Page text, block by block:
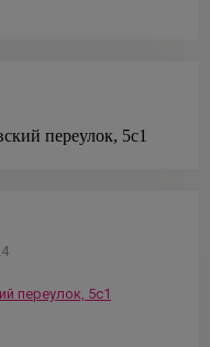
переулок, 5с1
переулок, 5с1